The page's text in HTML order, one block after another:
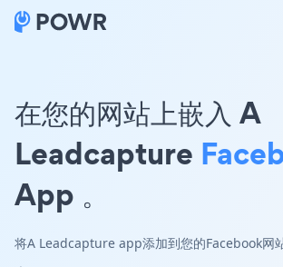
在您的网站上嵌入 A
Leadcapture
App 。
将A Leadcapture app添加到您的Facebook网